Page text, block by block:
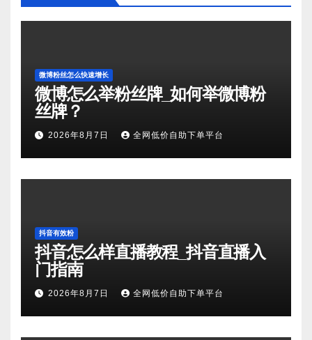
微博粉丝怎么快速增长
微博怎么举粉丝牌_如何举微博粉
丝牌？
2026年8月7日 全网低价自助下单平台
抖音有效粉
抖音怎么样直播教程_抖音直播入
门指南
2026年8月7日 全网低价自助下单平台